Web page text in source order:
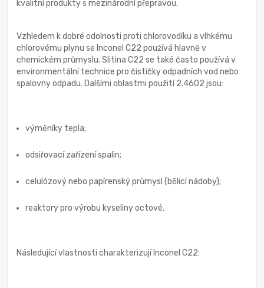
kvalitní produkty s mezinárodní přepravou.
Vzhledem k dobré odolnosti proti chlorovodíku a vlhkému
chlorovému plynu se Inconel C22 používá hlavně v
chemickém průmyslu. Slitina C22 se také často používá v
environmentální technice pro čističky odpadních vod nebo
spalovny odpadu. Dalšími oblastmi použití 2.4602 jsou:
výměníky tepla;
odsiřovací zařízení spalin;
celulózový nebo papírenský průmysl (bělicí nádoby);
reaktory pro výrobu kyseliny octové.
Následující vlastnosti charakterizují Inconel C22: